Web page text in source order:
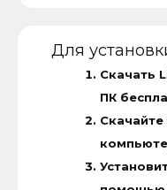
Для
Скачать
ПК